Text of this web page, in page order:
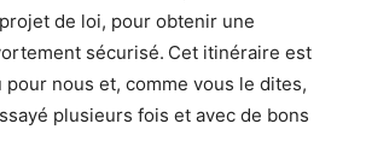
de loi, pour obtenir une
sécurisé. Cet itinéraire est
nous et, comme vous le dites,
plusieurs fois et avec de bons